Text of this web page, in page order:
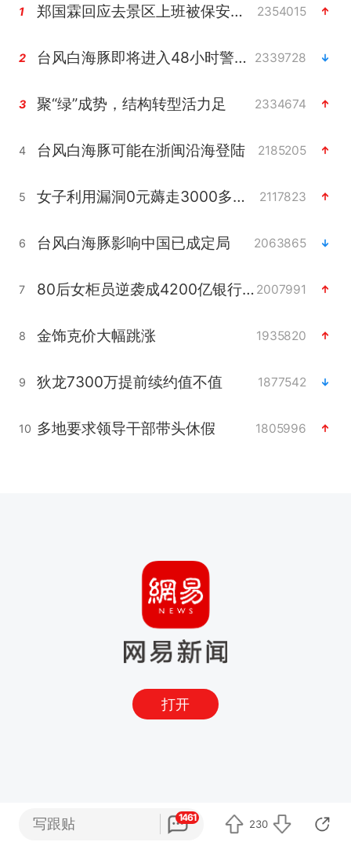
1 郑国霖回应去景区上班被保安拦下 2354015
2 台风白海豚即将进入48小时警戒线 2339728
3 聚“绿”成势，结构转型活力足 2334674
4 台风白海豚可能在浙闽沿海登陆 2185205
5 女子利用漏洞0元薅走3000多件家电 2117823
6 台风白海豚影响中国已成定局 2063865
7 80后女柜员逆袭成4200亿银行副行长 2007991
8 金饰克价大幅跳涨 1935820
9 狄龙7300万提前续约值不值 1877542
10 多地要求领导干部带头休假 1805996
打开
写跟贴 1461
230